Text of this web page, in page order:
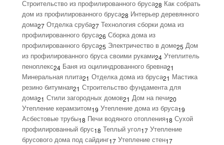
Строительство из профилированного бруса28 Как собрать
дом из профилированного бруса28 Интерьер деревянного
дома27 Отделка сруба27 Технология сборки дома из
профилированного бруса26 Сборка дома из
профилированного бруса25 Электричество в доме25 Дом
из профилированного бруса своими руками24 Утеплитель
пеноплекс24 Баня из оцилиндрованного бревна21
Минеральная плита21 Отделка дома из бруса21 Мастика
резино битумная21 Строительство фундамента для
дома21 Стили загородных домов21 Дом на печи20
Утепление керамзитом19 Утепление дома из бруса19
Асбестовые трубы18 Печи водяного отопления18 Сухой
профилированный брус18 Теплый угол17 Утепление
брусового дома под сайдинг17 Утепление стен17